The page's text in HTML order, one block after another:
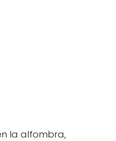
la alfombra,